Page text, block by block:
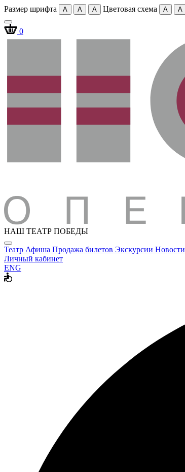
Размер шрифта A A A Цветовая схема A A
0
НАШ ТЕАТР ПОБЕДЫ
Театр Афиша Продажа билетов Экскурсии Новости
Личный кабинет
ENG